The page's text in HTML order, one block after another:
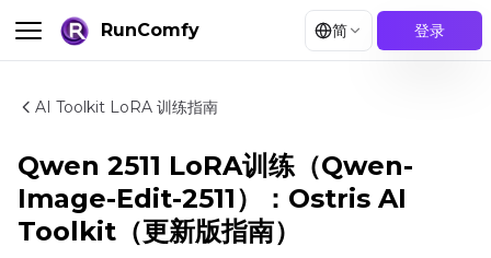
RunComfy 简 登录
AI Toolkit LoRA 训练指南
Qwen 2511 LoRA训练（Qwen-
Image-Edit-2511）：Ostris AI
Toolkit（更新版指南）